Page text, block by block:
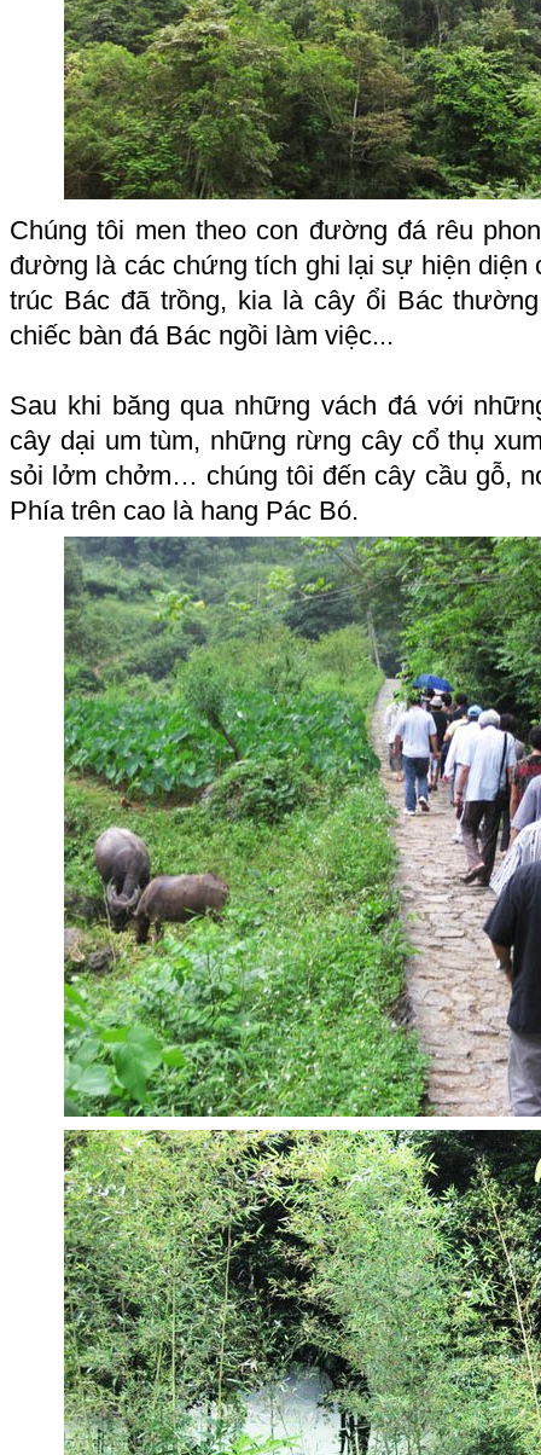
Chúng tôi men theo con đường đá rêu
đường là các chứng tích ghi lại sự hiện
trúc Bác đã trồng, kia là cây ổi Bác
chiếc bàn đá Bác ngồi làm việc...
Sau khi băng qua những vách đá với
cây dại um tùm, những rừng cây cổ thụ
sỏi lởm chởm… chúng tôi đến cây cầu gỗ,
Phía trên cao là hang Pác Bó.